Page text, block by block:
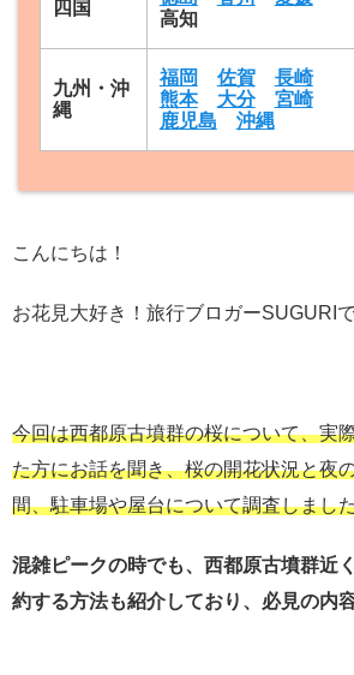
四国
高知
九州・沖
縄
福岡 佐賀
長崎
熊本
大分
宮崎
鹿児島
沖縄
こんにちは！
お花見大好き！旅行ブロガーSUGURI
今回は西都原古墳群の桜について、実
た方にお話を聞き、桜の開花状況と夜
間、駐車場や屋台について調査しまし
混雑ピークの時でも、西都原古墳群近
約する方法も紹介しており、必見の内